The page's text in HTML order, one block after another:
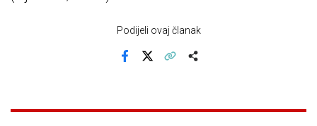
Podijeli ovaj članak